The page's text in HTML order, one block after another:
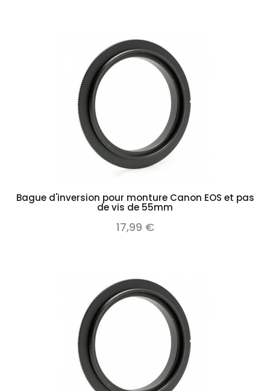
Bague d'inversion pour monture Canon EOS et pas
de vis de 55mm
17,99 €